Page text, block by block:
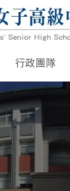
行政團隊